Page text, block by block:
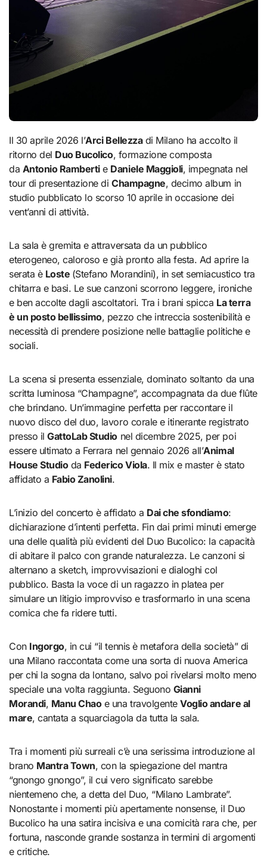
Il 30 aprile 2026 l’Arci Bellezzadi Milano ha accolto il
ritorno del Duo Bucolico, formazione composta
da Antonio Rambertie Daniele Maggioli, impegnata nel
tour di presentazione diChampagne, decimo album in
studio pubblicato lo scorso 10 aprile in occasione dei
vent’anni di attività.
La sala è gremita e attraversata da un pubblico
eterogeneo, caloroso e già pronto alla festa. Ad aprire la
serata è Loste (Stefano Morandini), in set semiacustico tra
chitarra e basi. Le sue canzoni scorrono leggere, ironiche
e ben accolte dagli ascoltatori. Tra i brani spicca La terra
è un posto bellissimo, pezzo che intreccia sostenibilità e
necessità di prendere posizione nelle battaglie politiche e
sociali.
La scena si presenta essenziale, dominato soltanto da una
scritta luminosa “Champagne”, accompagnata da due flûte
che brindano. Un’immagine perfetta per raccontare il
nuovo disco del duo, lavoro corale e itinerante registrato
presso ilGattoLab Studio nel dicembre 2025, per poi
essere ultimato a Ferrara nel gennaio 2026 all’Animal
House Studioda Federico Viola. Il mix e master è stato
affidato a Fabio Zanolini.
L’inizio del concerto è affidato a Dai che sfondiamo:
dichiarazione d’intenti perfetta. Fin dai primi minuti emerge
una delle qualità più evidenti del Duo Bucolico: la capacità
di abitare il palco con grande naturalezza. Le canzoni si
alternano a sketch, improvvisazioni e dialoghi col
pubblico. Basta la voce di un ragazzo in platea per
simulare un litigio improvviso e trasformarlo in una scena
comica che fa ridere tutti.
Con Ingorgo, in cui “il tennis è metafora della società” di
una Milano raccontata come una sorta di nuova America
per chi la sogna da lontano, salvo poi rivelarsi molto meno
speciale una volta raggiunta. Seguono Gianni
Morandi, Manu Chaoe una travolgenteVoglio andare al
mare, cantata a squarciagola da tutta la sala.
Tra i momenti più surreali c’è una serissima introduzione al
brano Mantra Town, con la spiegazione del mantra
“gnongo gnongo”, il cui vero significato sarebbe
nientemeno che, a detta del Duo, “Milano Lambrate”.
Nonostante i momenti più apertamente nonsense, il Duo
Bucolico ha una satira incisiva e una comicità rara che, per
fortuna, nasconde grande sostanza in termini di argomenti
e critiche.